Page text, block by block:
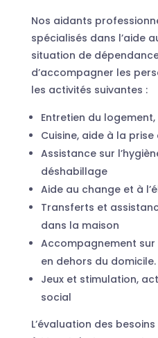
Nos aidants
spécialisés dans l’aide
situation de
d’accompagner les
les activités suivantes :
Entretien du
Cuisine, aide à la
Assistance sur
déshabillage
Aide au change et à
Transferts et
dans la maison
Accompagnement
en dehors du domicile.
Jeux et stimulation,
social
L’évaluation des